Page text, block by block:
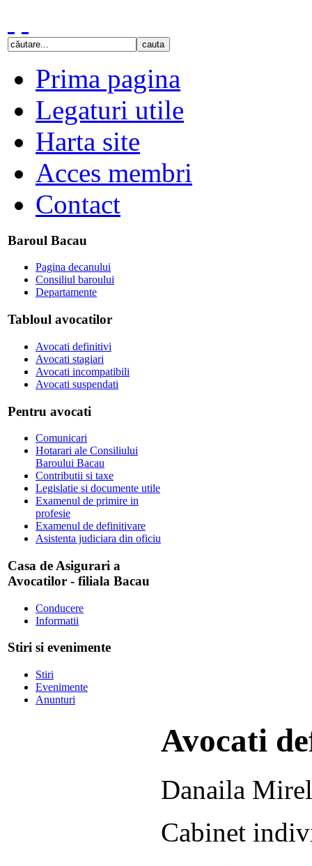
Prima pagina
Legaturi utile
Harta site
Acces membri
Contact
Baroul Bacau
Pagina decanului
Consiliul baroului
Departamente
Tabloul avocatilor
Avocati definitivi
Avocati stagiari
Avocati incompatibili
Avocati suspendati
Pentru avocati
Comunicari
Hotarari ale Consiliului
Baroului Bacau
Contributii si taxe
Legislatie si documente utile
Examenul de primire in
profesie
Examenul de definitivare
Asistenta judiciara din oficiu
Casa de Asigurari a
Avocatilor - filiala Bacau
Conducere
Informatii
Stiri si evenimente
Stiri
Evenimente
Anunturi
Avocati
Danaila
Cabinet